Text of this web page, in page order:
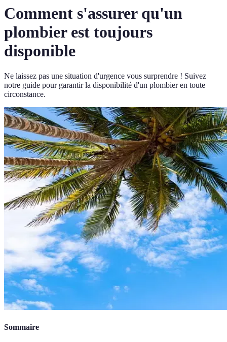
Comment s'assurer qu'un
plombier est toujours
disponible
Ne laissez pas une situation d'urgence vous surprendre ! Suivez
notre guide pour garantir la disponibilité d'un plombier en toute
circonstance.
Sommaire